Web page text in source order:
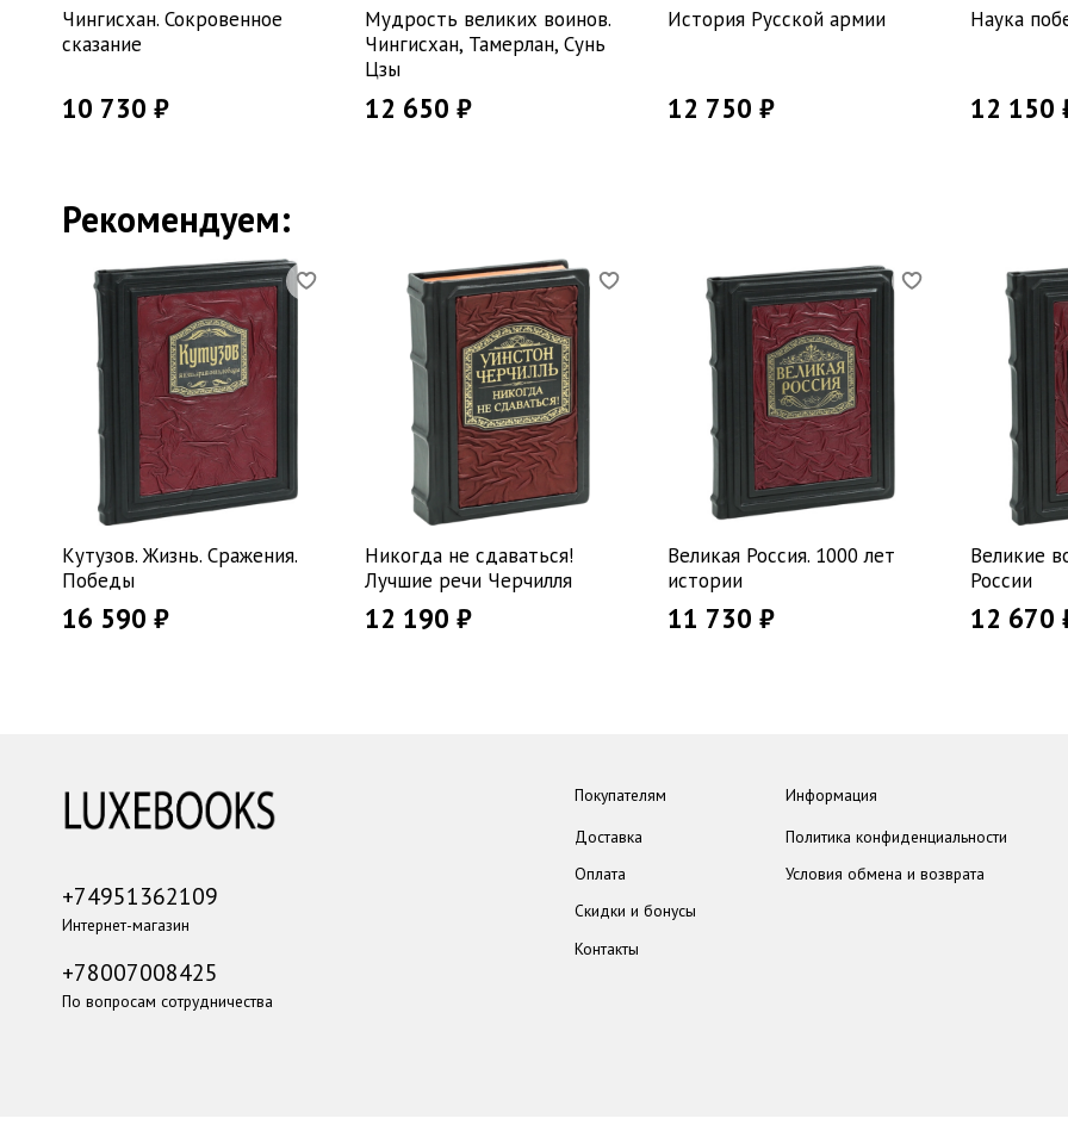
Чингисхан. Сокровенное
сказание
10 730 ₽
Мудрость великих воинов.
Чингисхан, Тамерлан, Сунь
Цзы
12 650 ₽
История Русской армии
12 750 ₽
Наука
12 150
Рекомендуем:
Кутузов. Жизнь. Сражения.
Победы
16 590 ₽
Никогда не сдаваться!
Лучшие речи Черчилля
12 190 ₽
Великая Россия. 1000 лет
истории
11 730 ₽
Великие
России
12 670
Покупателям
Доставка
Оплата
Скидки и бонусы
Контакты
Информация
Политика конфиденциальности
Условия обмена и возврата
+74951362109
Интернет-магазин
+78007008425
По вопросам сотрудничества